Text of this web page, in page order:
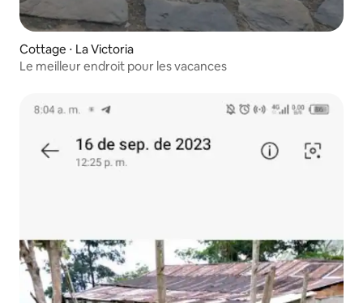
Cottage ⋅ La Victoria
Le meilleur endroit pour les vacances